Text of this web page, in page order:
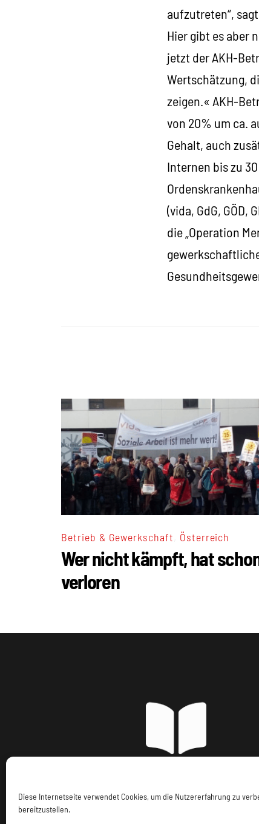
Diese Internetseite verwendet Cookies, um die Nutzererfahrung zu
bereitzustellen.
aufzutreten“,
Hier gibt es aber
jetzt der AKH-
Wertschätzung,
zeigen.« AKH-
von 20% um ca.
Gehalt, auch
Internen bis zu
(vida, GdG,
die „Operation
Betrieb & Gewerkschaft Österreich
Wer nicht kämpft, hat
verloren